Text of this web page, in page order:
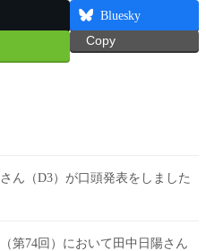
Bluesky
Copy
ん（D3）が口頭発表をしました
第74回）において田中日陽さん